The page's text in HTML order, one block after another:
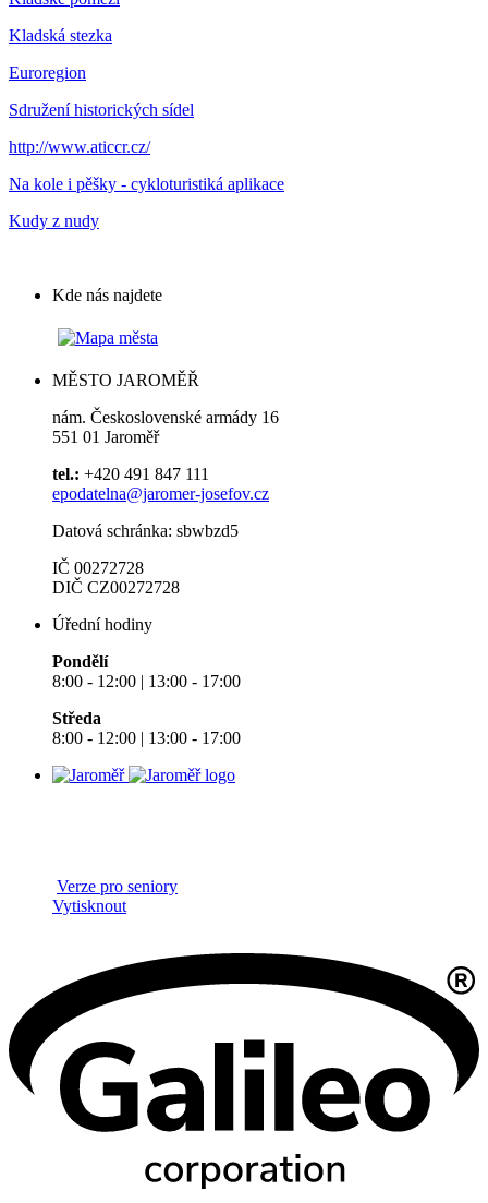
Kladská stezka
Euroregion
Sdružení historických sídel
http://www.aticcr.cz/
Na kole i pěšky - cykloturistiká aplikace
Kudy z nudy
Kde nás najdete
MĚSTO JAROMĚŘ
nám. Československé armády 16
551 01 Jaroměř
tel.: +420 491 847 111
epodatelna@jaromer-josefov.cz
Datová schránka: sbwbzd5
IČ 00272728
DIČ CZ00272728
Úřední hodiny
Pondělí
8:00 - 12:00 | 13:00 - 17:00
Středa
8:00 - 12:00 | 13:00 - 17:00
Verze pro seniory
Vytisknout